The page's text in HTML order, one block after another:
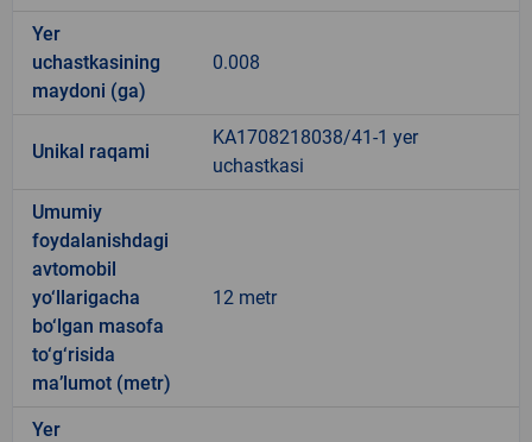
Yer
uchastkasining
maydoni (ga)
0.008
Unikal raqami
KA1708218038/41-1 yer
uchastkasi
Umumiy
foydalanishdagi
avtomobil
yo‘llarigacha
bo‘lgan masofa
to‘g‘risida
ma’lumot (metr)
12 metr
Yer